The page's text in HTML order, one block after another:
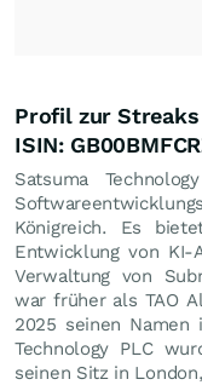
Profil zur Streaks
ISIN:
Satsuma
Königreich. Es
Entwicklung von KI-
Verwaltung von
war früher als TAO
2025 seinen Namen
Technology PLC
seinen Sitz in